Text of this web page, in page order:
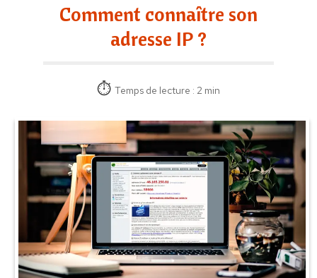
Comment connaître son
adresse IP ?
Temps de lecture : 2 min